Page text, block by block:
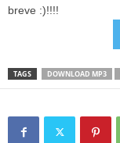
breve :)!!!!
TAGS DOWNLOAD MP3